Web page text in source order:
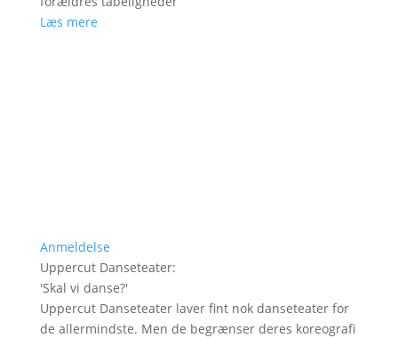
Læs mere
Anmeldelse
Uppercut Danseteater:
'Skal vi danse?'
Uppercut Danseteater laver fint nok danseteater for
de allermindste. Men de begrænser deres koreografi